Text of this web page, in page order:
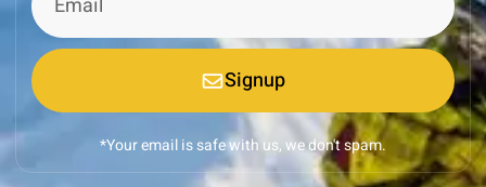
Signup
*Your email is safe with us, we don't spam.